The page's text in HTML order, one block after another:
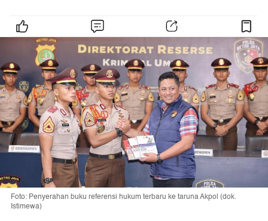
Foto: Penyerahan buku referensi hukum terbaru ke taruna Akpol (dok.
Istimewa)